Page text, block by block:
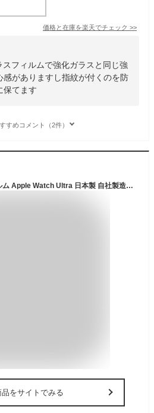
価格と在庫を楽天でチェック >>
フィルムで強化ガラスと同じ強
感がありますし指紋が付くのを防
保てます
すめコメント（2件）
9H高硬度【光沢】保護フィルム Apple Watch Ultra 日本製 自社製造直販
品をサイトでみる